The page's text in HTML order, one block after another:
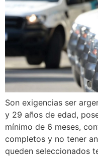
Son exigencias ser
y 29 años de edad,
mínimo de 6 meses,
completos y no tener
queden seleccionados